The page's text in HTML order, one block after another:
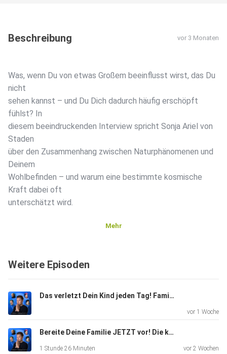
Beschreibung vor 3 Monaten
Was, wenn Du von etwas Großem beeinflusst wirst, das Du
nicht
sehen kannst – und Du Dich dadurch häufig erschöpft
fühlst? In
diesem beeindruckenden Interview spricht Sonja Ariel von
Staden
über den Zusammenhang zwischen Naturphänomenen und
Deinem
Wohlbefinden – und warum eine bestimmte kosmische
Kraft dabei oft
unterschätzt wird.
plötzlich ohne erkennbaren Auslöser verstärken können,
weshalb manche Menschen darauf sensibler reagieren als
andere. Am
Ende bleibt eine entscheidende Frage: Was würde sich für
Dich
verändern, wenn Du lernst, mit diesen Einflüssen besser
Mehr
Weitere Episoden
Das verletzt Dein Kind jeden Tag! Familientherapeut packt nach 40 Jahren aus | Jan-Uwe Rogge
vor 1 Woche
Bereite Deine Familie JETZT vor! Die kommenden Jahre werden ALLES verändern! | Maxim Mankevich
1 Stunde 26 Minuten vor 2 Wochen